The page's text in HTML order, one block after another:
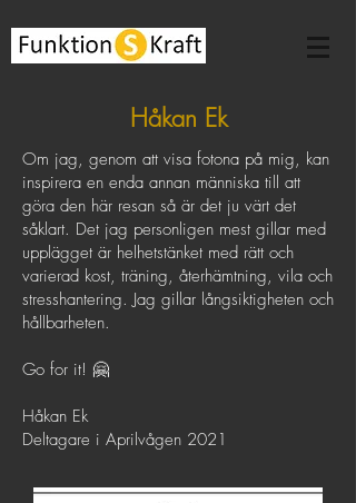
Håkan Ek
Om jag, genom att visa fotona på mig, kan
inspirera en enda annan människa till att
göra den här resan så är det ju värt det
såklart. Det jag personligen mest gillar med
upplägget är helhetstänket med rätt och
varierad kost, träning, återhämtning, vila och
stresshantering. Jag gillar långsiktigheten och
hållbarheten.
Go for it! 🤗
Håkan Ek
Deltagare i Aprilvågen 2021